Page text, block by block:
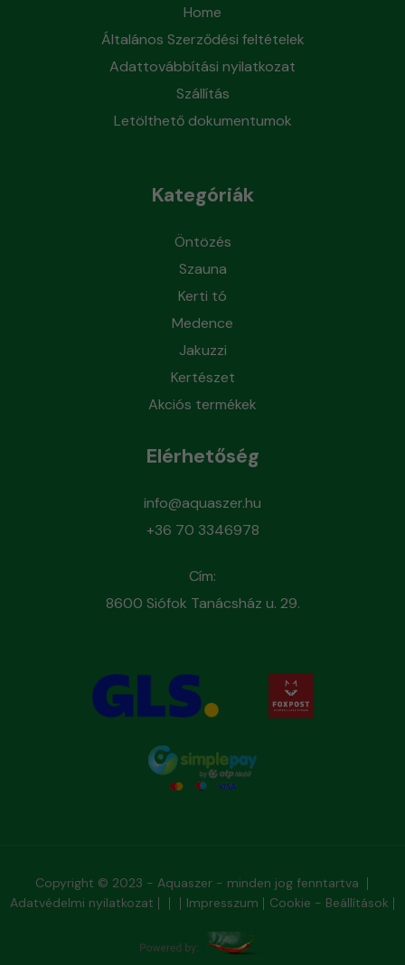
Home
Általános Szerződési feltételek
Adattovábbítási nyilatkozat
Szállítás
Letölthető dokumentumok
Kategóriák
Öntözés
Szauna
Kerti tó
Medence
Jakuzzi
Kertészet
Akciós termékek
Elérhetőség
info@aquaszer.hu
+36 70 3346978
Cím:
8600 Siófok Tanácsház u. 29.
Copyright © 2023 - Aquaszer - minden jog fenntartva
Adatvédelmi nyilatkozat
Impresszum Cookie - Beállítások